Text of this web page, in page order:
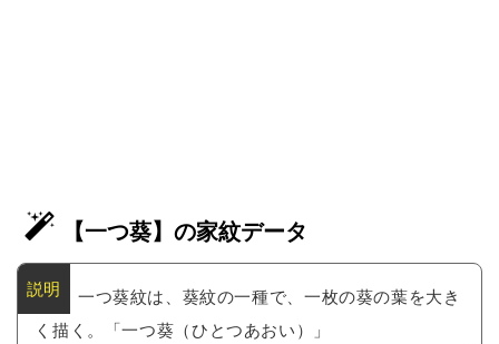
【一つ葵】の家紋データ
一つ葵紋は、葵紋の一種で、一枚の葵の葉を大き
く描く。「一つ葵（ひとつあおい）」